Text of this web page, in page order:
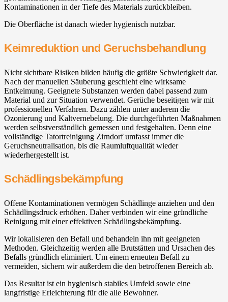
Kontaminationen in der Tiefe des Materials zurückbleiben.
Die Oberfläche ist danach wieder hygienisch nutzbar.
Keimreduktion und Geruchsbehandlung
Nicht sichtbare Risiken bilden häufig die größte Schwierigkeit dar.
Nach der manuellen Säuberung geschieht eine wirksame
Entkeimung. Geeignete Substanzen werden dabei passend zum
Material und zur Situation verwendet. Gerüche beseitigen wir mit
professionellen Verfahren. Dazu zählen unter anderem die
Ozonierung und Kaltvernebelung. Die durchgeführten Maßnahmen
werden selbstverständlich gemessen und festgehalten. Denn eine
vollständige Tatortreinigung Zirndorf umfasst immer die
Geruchsneutralisation, bis die Raumluftqualität wieder
wiederhergestellt ist.
Schädlingsbekämpfung
Offene Kontaminationen vermögen Schädlinge anziehen und den
Schädlingsdruck erhöhen. Daher verbinden wir eine gründliche
Reinigung mit einer effektiven Schädlingsbekämpfung.
Wir lokalisieren den Befall und behandeln ihn mit geeigneten
Methoden. Gleichzeitig werden alle Brutstätten und Ursachen des
Befalls gründlich eliminiert. Um einem erneuten Befall zu
vermeiden, sichern wir außerdem die den betroffenen Bereich ab.
Das Resultat ist ein hygienisch stabiles Umfeld sowie eine
langfristige Erleichterung für die alle Bewohner.